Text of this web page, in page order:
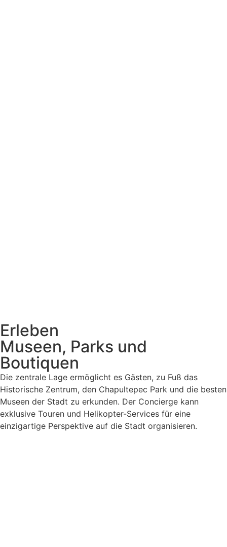
Erleben
Museen, Parks und
Boutiquen
Die zentrale Lage ermöglicht es Gästen, zu Fuß das
Historische Zentrum, den Chapultepec Park und die besten
Museen der Stadt zu erkunden. Der Concierge kann
exklusive Touren und Helikopter-Services für eine
einzigartige Perspektive auf die Stadt organisieren.